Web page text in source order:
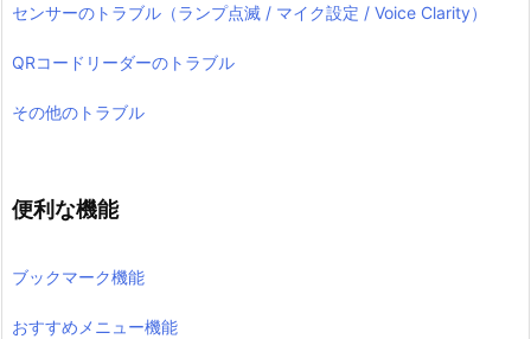
センサーのトラブル（ランプ点滅 / マイク設定 / Voice Clarity）
QRコードリーダーのトラブル
その他のトラブル
便利な機能
ブックマーク機能
おすすめメニュー機能